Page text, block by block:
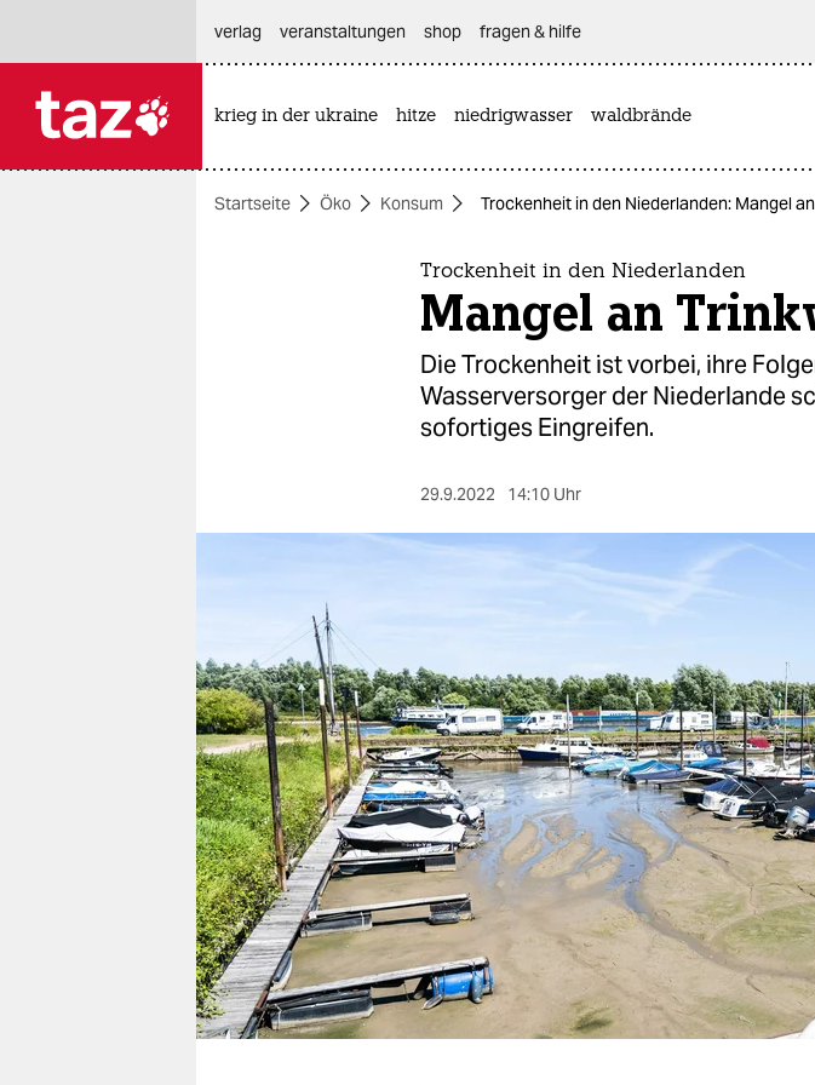
themen
wahrheit
verlag
verlag
veranstaltungen
shop
fragen & hilfe
unterstützen
abo
genossenschaft
verlag
veranstaltungen shop fragen & hilfe
krieg in der ukraine hitze niedrigwasser waldbrände
Startseite Öko Konsum Trockenheit in den Niederlanden: Mangel
Trockenheit in den Niederlanden
Mangel an
Die Trockenheit ist vorbei, ihre
Wasserversorger der Niederlande
sofortiges Eingreifen.
29.9.2022 14:10 Uhr